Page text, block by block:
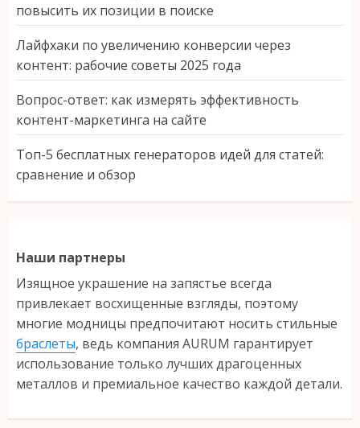
повысить их позиции в поиске
Лайфхаки по увеличению конверсии через
контент: рабочие советы 2025 года
Вопрос-ответ: как измерять эффективность
контент-маркетинга на сайте
Топ-5 бесплатных генераторов идей для статей:
сравнение и обзор
Наши партнеры
Изящное украшение на запястье всегда
привлекает восхищенные взгляды, поэтому
многие модницы предпочитают носить стильные
браслеты, ведь компания AURUM гарантирует
использование только лучших драгоценных
металлов и премиальное качество каждой детали.